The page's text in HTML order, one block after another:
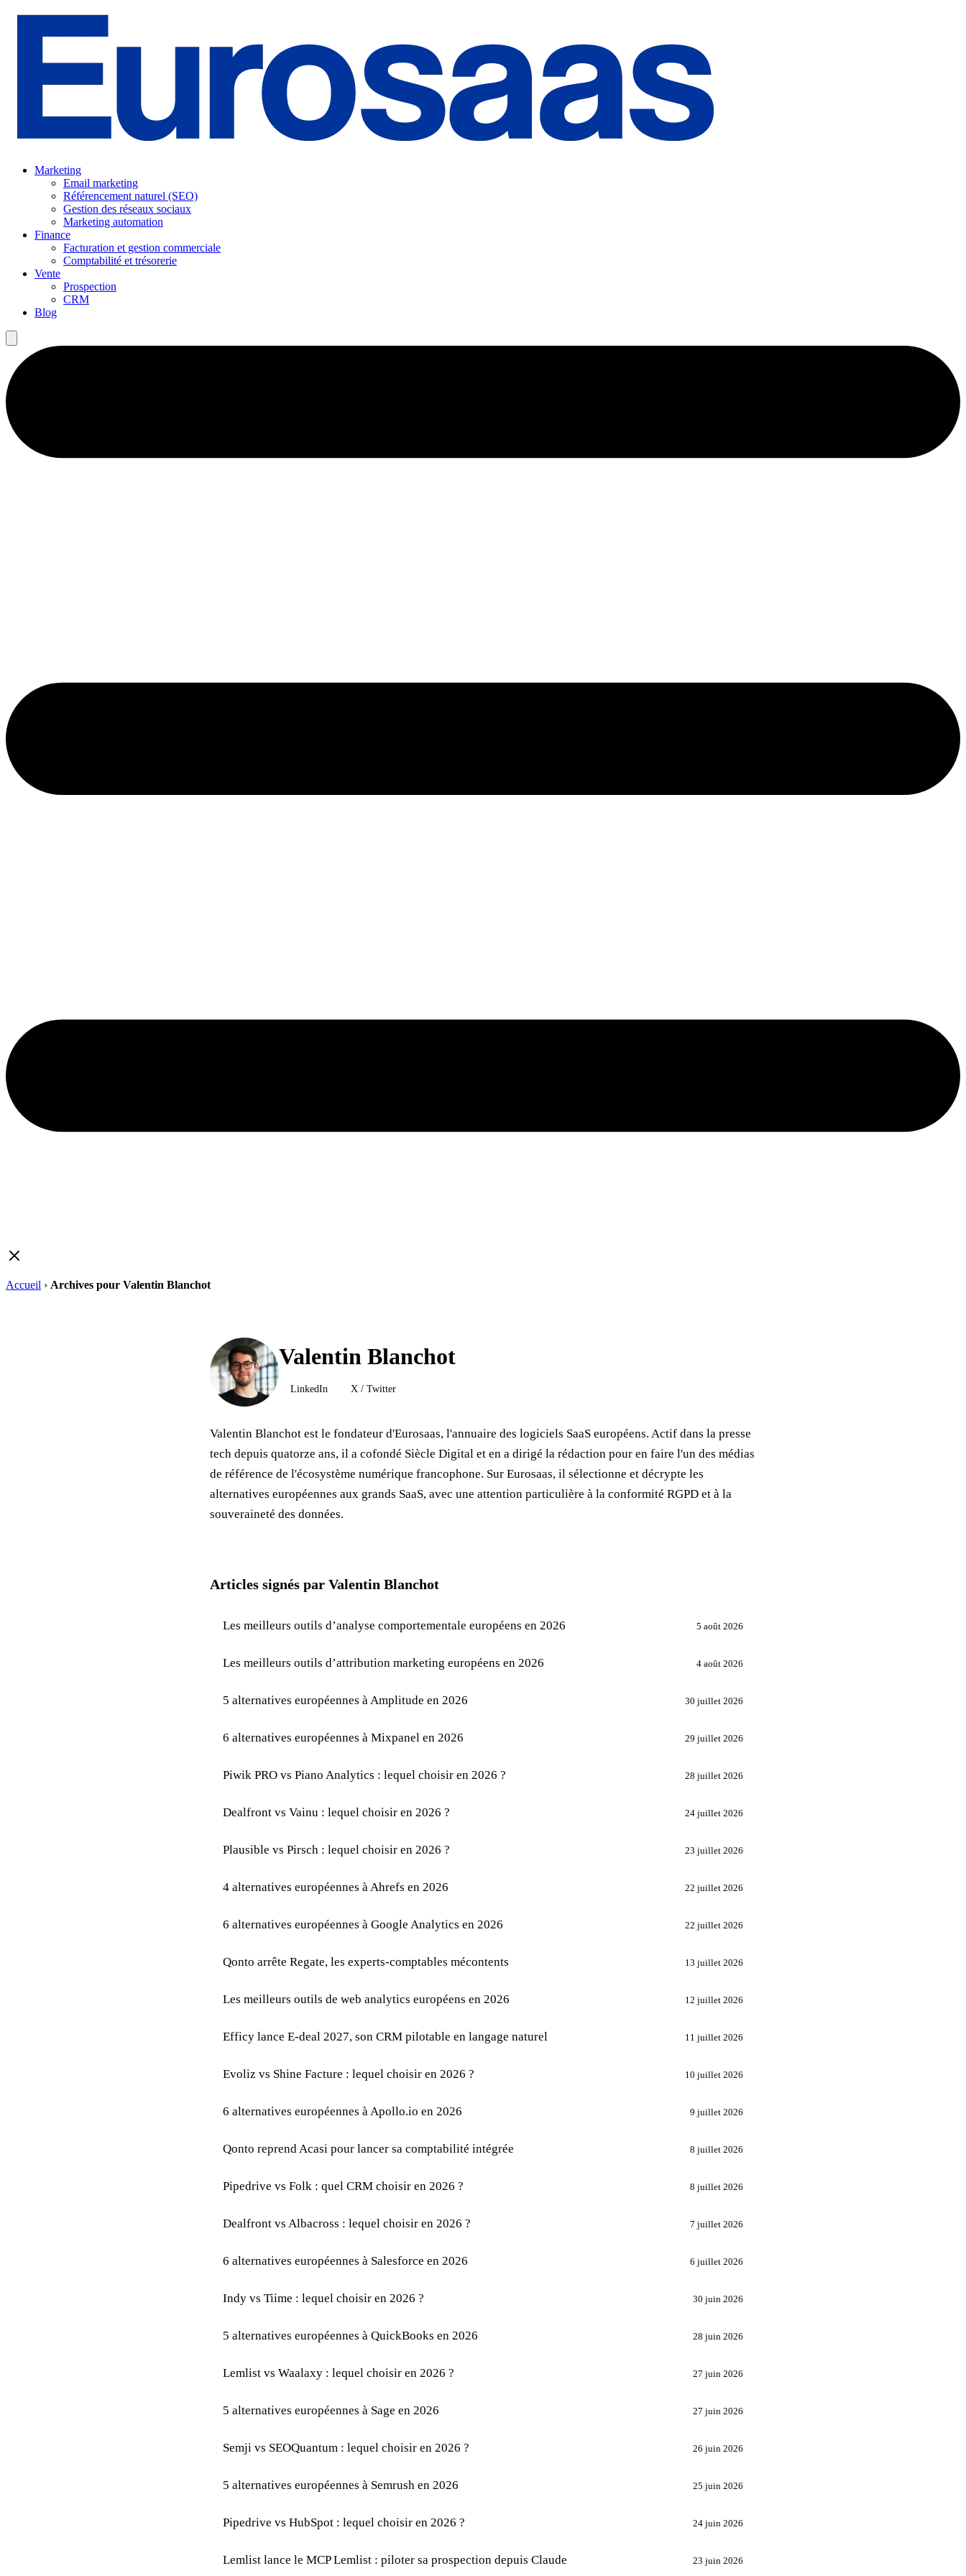
Marketing
Email marketing
Référencement naturel (SEO)
Gestion des réseaux sociaux
Marketing automation
Finance
Facturation et gestion commerciale
Comptabilité et trésorerie
Vente
Prospection
CRM
Blog
Accueil › Archives pour Valentin Blanchot
Valentin Blanchot
LinkedIn X / Twitter
Valentin Blanchot est le fondateur d'Eurosaas, l'annuaire des logiciels SaaS européens. Actif dans la presse
tech depuis quatorze ans, il a cofondé Siècle Digital et en a dirigé la rédaction pour en faire l'un des médias
de référence de l'écosystème numérique francophone. Sur Eurosaas, il sélectionne et décrypte les
alternatives européennes aux grands SaaS, avec une attention particulière à la conformité RGPD et à la
souveraineté des données.
Articles signés par Valentin Blanchot
Les meilleurs outils d’analyse comportementale européens en 2026 5 août 2026
Les meilleurs outils d’attribution marketing européens en 2026 4 août 2026
5 alternatives européennes à Amplitude en 2026 30 juillet 2026
6 alternatives européennes à Mixpanel en 2026 29 juillet 2026
Piwik PRO vs Piano Analytics : lequel choisir en 2026 ? 28 juillet 2026
Dealfront vs Vainu : lequel choisir en 2026 ? 24 juillet 2026
Plausible vs Pirsch : lequel choisir en 2026 ? 23 juillet 2026
4 alternatives européennes à Ahrefs en 2026 22 juillet 2026
6 alternatives européennes à Google Analytics en 2026 22 juillet 2026
Qonto arrête Regate, les experts-comptables mécontents 13 juillet 2026
Les meilleurs outils de web analytics européens en 2026 12 juillet 2026
Efficy lance E-deal 2027, son CRM pilotable en langage naturel 11 juillet 2026
Evoliz vs Shine Facture : lequel choisir en 2026 ? 10 juillet 2026
6 alternatives européennes à Apollo.io en 2026 9 juillet 2026
Qonto reprend Acasi pour lancer sa comptabilité intégrée 8 juillet 2026
Pipedrive vs Folk : quel CRM choisir en 2026 ? 8 juillet 2026
Dealfront vs Albacross : lequel choisir en 2026 ? 7 juillet 2026
6 alternatives européennes à Salesforce en 2026 6 juillet 2026
Indy vs Tiime : lequel choisir en 2026 ? 30 juin 2026
5 alternatives européennes à QuickBooks en 2026 28 juin 2026
Lemlist vs Waalaxy : lequel choisir en 2026 ? 27 juin 2026
5 alternatives européennes à Sage en 2026 27 juin 2026
Semji vs SEOQuantum : lequel choisir en 2026 ? 26 juin 2026
5 alternatives européennes à Semrush en 2026 25 juin 2026
Pipedrive vs HubSpot : lequel choisir en 2026 ? 24 juin 2026
Lemlist lance le MCP Lemlist : piloter sa prospection depuis Claude 23 juin 2026